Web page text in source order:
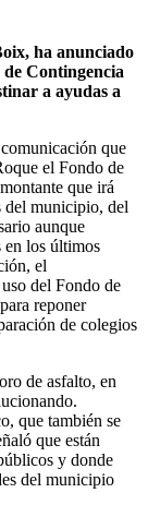
ha anunciado
Contingencia
a ayudas a
que
el Fondo de
que irá
del municipio, del
aunque
en los últimos
el
del Fondo de
reponer
de colegios
de asfalto, en
que también se
que están
y donde
del municipio